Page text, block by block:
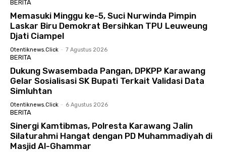
BERITA
Memasuki Minggu ke-5, Suci Nurwinda Pimpin
Laskar Biru Demokrat Bersihkan TPU Leuweung
Djati Ciampel
Otentiknews.click - 7 Agustus 2026
BERITA
Dukung Swasembada Pangan, DPKPP Karawang
Gelar Sosialisasi SK Bupati Terkait Validasi Data
Simluhtan
Otentiknews.click - 6 Agustus 2026
BERITA
Sinergi Kamtibmas, Polresta Karawang Jalin
Silaturahmi Hangat dengan PD Muhammadiyah di
Masjid Al-Ghammar